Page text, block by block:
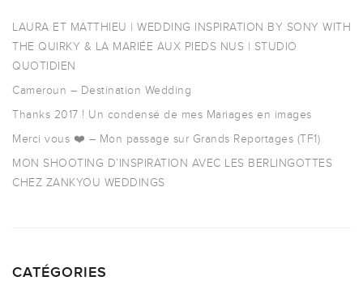
LAURA ET MATTHIEU | WEDDING INSPIRATION BY SONY WITH
THE QUIRKY & LA MARIÉE AUX PIEDS NUS | STUDIO
QUOTIDIEN
Cameroun – Destination Wedding
Thanks 2017 ! Un condensé de mes Mariages en images
Merci vous ❤️ – Mon passage sur Grands Reportages (TF1)
MON SHOOTING D’INSPIRATION AVEC LES BERLINGOTTES
CHEZ ZANKYOU WEDDINGS
CATÉGORIES